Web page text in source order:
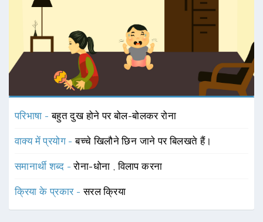
परिभाषा -बहुत दुख होने पर बोल-बोलकर रोना
वाक्य में प्रयोग -बच्चे खिलौने छिन जाने पर बिलखते हैं।
समानार्थी शब्द -रोना-धोना ,विलाप करना
क्रिया के प्रकार -सरल क्रिया